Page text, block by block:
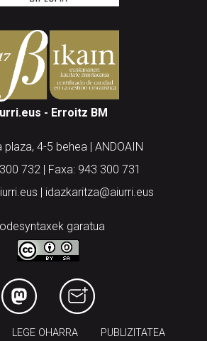
- Erroitz BM
plaza, 4-5 behea | ANDOAIN
732 | Faxa: 943 300 731
| idazkaritza@aiurri.eus
garatua
LEGE OHARRA PUBLIZITATEA